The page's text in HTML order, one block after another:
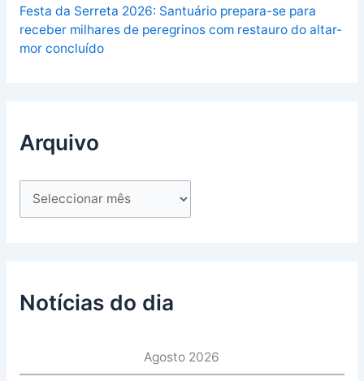
Festa da Serreta 2026: Santuário prepara-se para
receber milhares de peregrinos com restauro do altar-
mor concluído
Arquivo
Notícias do dia
Agosto 2026